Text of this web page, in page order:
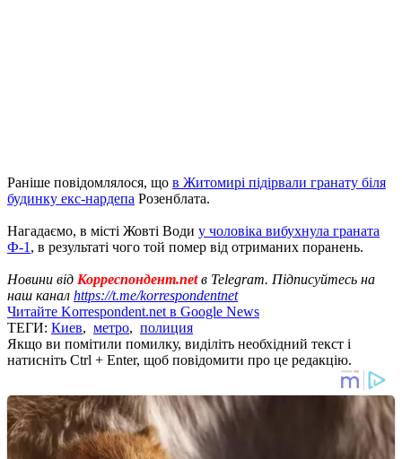
Раніше повідомлялося, що в Житомирі підірвали гранату біля
будинку екс-нардепа Розенблата.
Нагадаємо, в місті Жовті Води у чоловіка вибухнула граната
Ф-1 , в результаті чого той помер від отриманих поранень.
Новини від Корреспондент.netв Telegram. Підписуйтесь на
наш канал https://t.me/korrespondentnet
Читайте Korrespondent.net в Google News
ТЕГИ: Киев, метро, полиция
Якщо ви помітили помилку, виділіть необхідний текст і
натисніть Ctrl + Enter, щоб повідомити про це редакцію.